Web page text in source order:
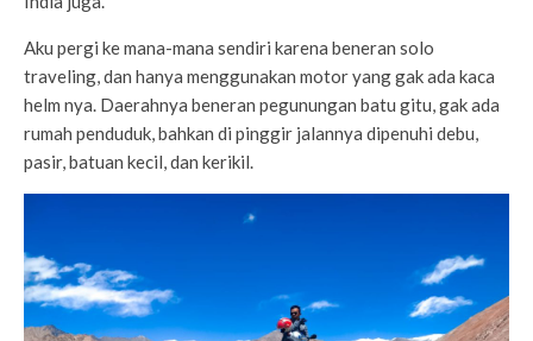
Aku pergi ke mana-mana sendiri karena beneran solo
traveling, dan hanya menggunakan motor yang gak ada kaca
helm nya. Daerahnya beneran pegunungan batu gitu, gak ada
rumah penduduk, bahkan di pinggir jalannya dipenuhi debu,
pasir, batuan kecil, dan kerikil.